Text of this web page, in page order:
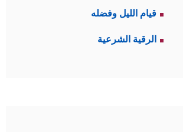
قيام الليل وفضله
الرقية الشرعية